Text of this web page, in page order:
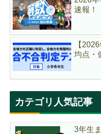
速報！
【
均点・
カテゴリ人気記事
3年生